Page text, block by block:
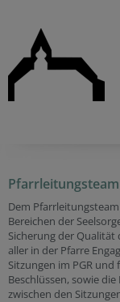
Pfarrleitungsteam
Dem
Bereichen der
Sicherung der
aller in der Pfarre
Sitzungen im PGR
Beschlüssen, sowie
zwischen den